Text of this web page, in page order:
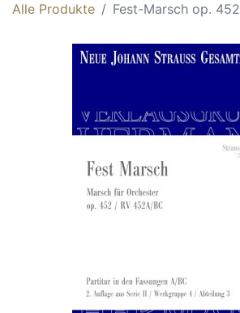
Alle Produkte Fest-Marsch op. 452